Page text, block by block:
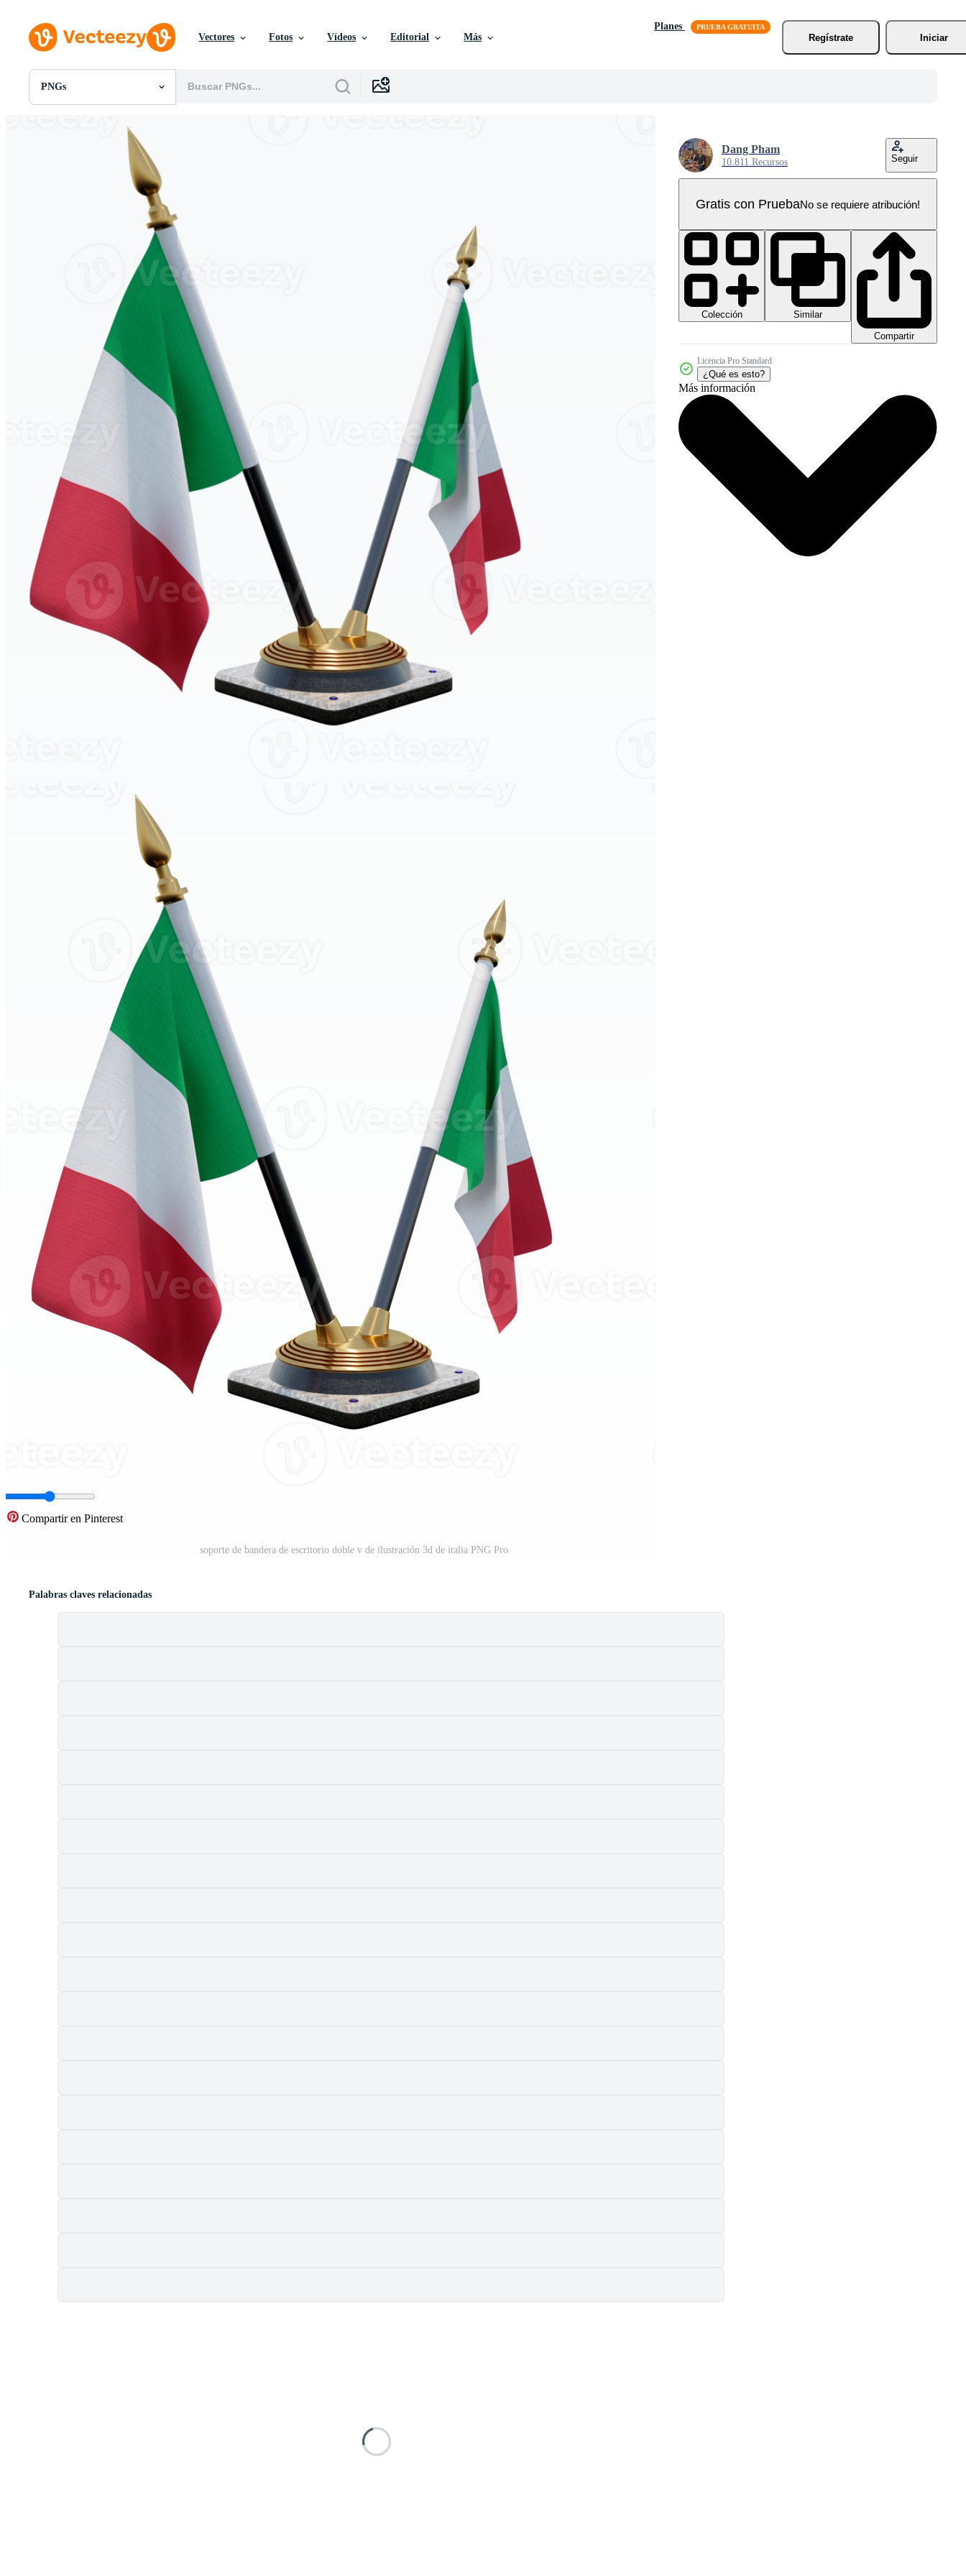
Vectores Fotos Vídeos Editorial Más
Planes
Regístrate
Iniciar
PNGs
Todas Imágenes
Gráficos en Movimiento
Compartir en Pinterest
soporte de bandera de escritorio doble v de ilustración 3d de italia PNG Pro
Dang Pham
10.811 Recursos Seguir
Gratis con PruebaNo se requiere atribución!
Colección
Similar
Compartir
Licencia Pro Standard
¿Qué es esto?
Más información
Palabras claves relacionadas